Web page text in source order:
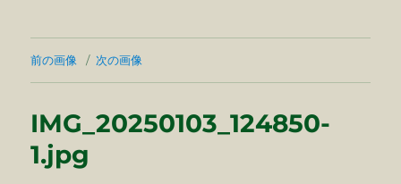
前の画像 次の画像
IMG_20250103_124850-
1.jpg